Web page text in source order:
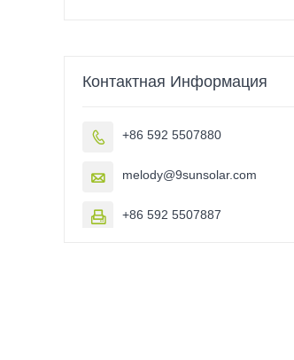
Контактная Информация
 +86 592 5507880
 melody@9sunsolar.com
 +86 592 5507887